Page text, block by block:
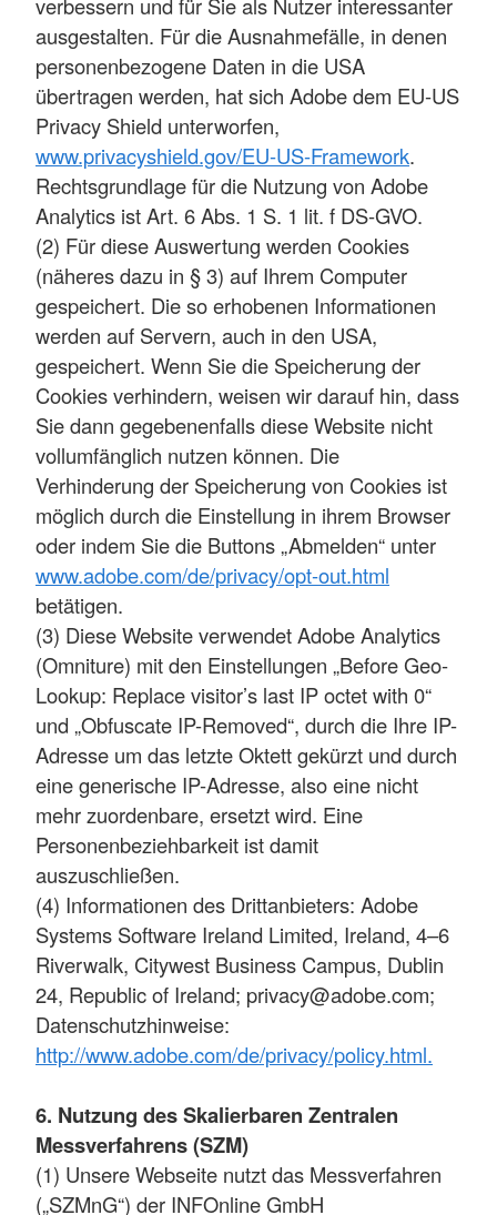
ausgestalten. Für die Ausnahmefälle, in denen
personenbezogene Daten in die USA
übertragen werden, hat sich Adobe dem EU-US
Privacy Shield unterworfen,
www.privacyshield.gov/EU-US-Framework.
Rechtsgrundlage für die Nutzung von Adobe
Analytics ist Art. 6 Abs. 1 S. 1 lit. f DS-GVO.
(2) Für diese Auswertung werden Cookies
(näheres dazu in § 3) auf Ihrem Computer
gespeichert. Die so erhobenen Informationen
werden auf Servern, auch in den USA,
gespeichert. Wenn Sie die Speicherung der
Cookies verhindern, weisen wir darauf hin, dass
Sie dann gegebenenfalls diese Website nicht
vollumfänglich nutzen können. Die
Verhinderung der Speicherung von Cookies ist
möglich durch die Einstellung in ihrem Browser
oder indem Sie die Buttons „Abmelden“ unter
www.adobe.com/de/privacy/opt-out.html
betätigen.
(3) Diese Website verwendet Adobe Analytics
(Omniture) mit den Einstellungen „Before Geo-
Lookup: Replace visitor’s last IP octet with 0“
und „Obfuscate IP-Removed“, durch die Ihre IP-
Adresse um das letzte Oktett gekürzt und durch
eine generische IP-Adresse, also eine nicht
mehr zuordenbare, ersetzt wird. Eine
Personenbeziehbarkeit ist damit
auszuschließen.
(4) Informationen des Drittanbieters: Adobe
Systems Software Ireland Limited, Ireland, 4–6
Riverwalk, Citywest Business Campus, Dublin
24, Republic of Ireland; privacy@adobe.com;
Datenschutzhinweise:
http://www.adobe.com/de/privacy/policy.html.
6. Nutzung des Skalierbaren Zentralen
Messverfahrens (SZM)
(1) Unsere Webseite nutzt das Messverfahren
(„SZMnG“) der INFOnline GmbH